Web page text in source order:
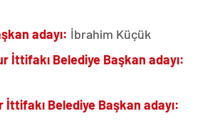
adayı: İbrahim Küçük
İttifakı Belediye Başkan adayı:
İttifakı Belediye Başkan adayı: